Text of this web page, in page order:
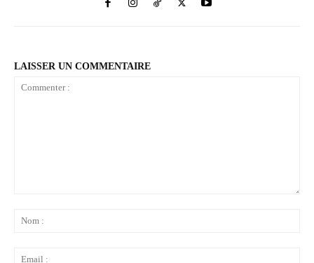
LAISSER UN COMMENTAIRE